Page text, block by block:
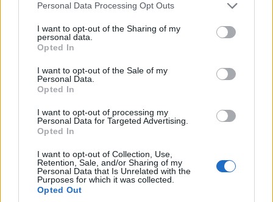
rechazar tal procesamiento. Puede cambiar sus preferencias
a este sitio y haciendo clic en el botón "Privacidad" en la
parte inferior de la página web.
Please note that this website/app uses one or more Google
services and may gather and store information including but
not limited to your visit or usage behaviour. You may click to
use your data for below specified purposes in below Google
consent section.
Personal Data Processing Opt Outs
I want to opt-out of the Sharing of my
personal data.
Opted In
I want to opt-out of the Sale of my
Personal Data.
Opted In
I want to opt-out of processing my
Personal Data for Targeted Advertising.
Opted In
I want to opt-out of Collection, Use,
Retention, Sale, and/or Sharing of my
Personal Data that Is Unrelated with the
Purposes for which it was collected.
Opted Out